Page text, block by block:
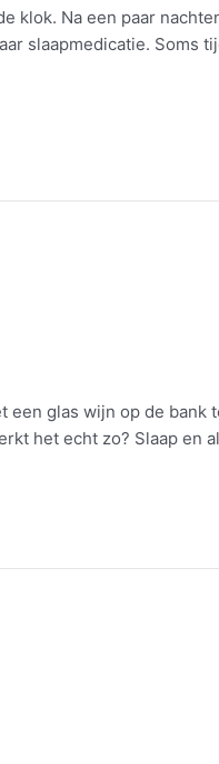
klok. Na een paar
slaapmedicatie. Soms
glas wijn op de bank
het echt zo? Slaap en